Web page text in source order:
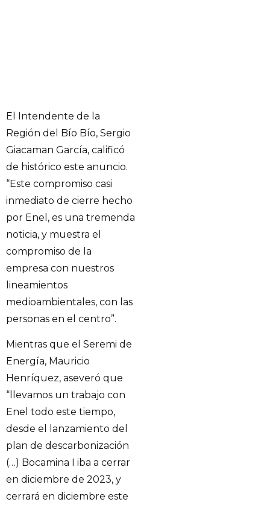
El Intendente de la
Región del Bío Bío, Sergio
Giacaman García, calificó
de histórico este anuncio.
“Este compromiso casi
inmediato de cierre hecho
por Enel, es una tremenda
noticia, y muestra el
compromiso de la
empresa con nuestros
lineamientos
medioambientales, con las
personas en el centro”.
Mientras que el Seremi de
Energía, Mauricio
Henríquez, aseveró que
“llevamos un trabajo con
Enel todo este tiempo,
desde el lanzamiento del
plan de descarbonización
(…) Bocamina I iba a cerrar
en diciembre de 2023, y
cerrará en diciembre este